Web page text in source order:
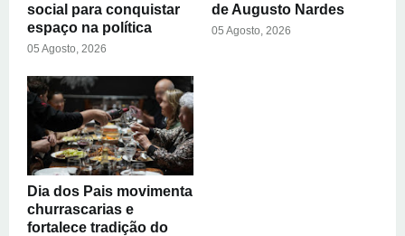
social para conquistar
espaço na política
05 Agosto, 2026
de Augusto Nardes
05 Agosto, 2026
Dia dos Pais movimenta
churrascarias e
fortalece tradição do